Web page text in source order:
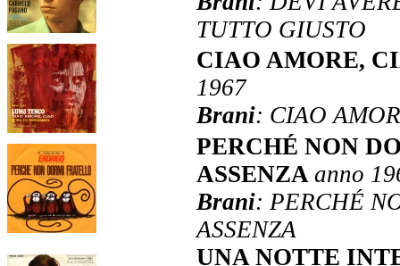
TUTTO GIUSTO
CIAO AMORE,
1967
Brani: CIAO
PERCHÉ NON
ASSENZA anno
Brani: PERCHÉ
ASSENZA
UNA NOTTE